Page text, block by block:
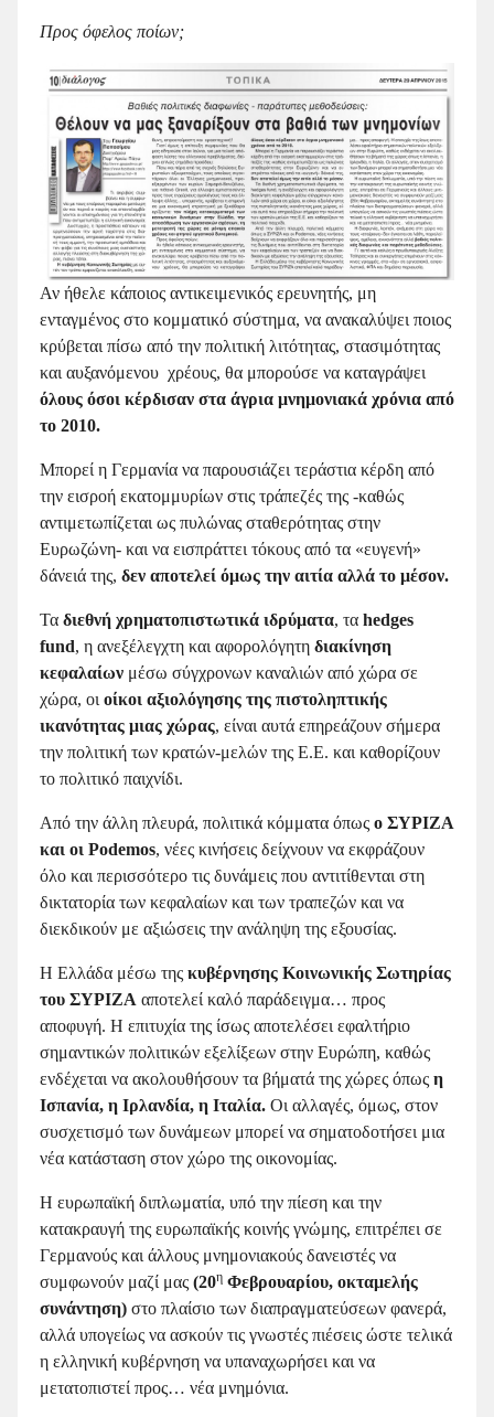
Προς όφελος ποίων;
Αν ήθελε κάποιος αντικειμενικός ερευνητής, μη
ενταγμένος στο κομματικό σύστημα, να ανακαλύψει ποιος
κρύβεται πίσω από την πολιτική λιτότητας, στασιμότητας
και αυξανόμενου χρέους, θα μπορούσε να καταγράψει
όλους όσοι κέρδισαν στα άγρια μνημονιακά χρόνια από
το 2010.
Μπορεί η Γερμανία να παρουσιάζει τεράστια κέρδη από
την εισροή εκατομμυρίων στις τράπεζές της -καθώς
αντιμετωπίζεται ως πυλώνας σταθερότητας στην
Ευρωζώνη- και να εισπράττει τόκους από τα «ευγενή»
δάνειά της, δεν αποτελεί όμως την αιτία αλλά το μέσον.
Τα διεθνή χρηματοπιστωτικά ιδρύματα, τα hedges
fund, η ανεξέλεγχτη και αφορολόγητη διακίνηση
κεφαλαίων μέσω σύγχρονων καναλιών από χώρα σε
χώρα, οι οίκοι αξιολόγησης της πιστοληπτικής
ικανότητας μιας χώρας, είναι αυτά επηρεάζουν σήμερα
την πολιτική των κρατών-μελών της Ε.Ε. και καθορίζουν
το πολιτικό παιχνίδι.
Από την άλλη πλευρά, πολιτικά κόμματα όπως ο ΣΥΡΙΖΑ
και οι Podemos, νέες κινήσεις δείχνουν να εκφράζουν
όλο και περισσότερο τις δυνάμεις που αντιτίθενται στη
δικτατορία των κεφαλαίων και των τραπεζών και να
διεκδικούν με αξιώσεις την ανάληψη της εξουσίας.
Η Ελλάδα μέσω της κυβέρνησης Κοινωνικής Σωτηρίας
του ΣΥΡΙΖΑ αποτελεί καλό παράδειγμα… προς
αποφυγή. Η επιτυχία της ίσως αποτελέσει εφαλτήριο
σημαντικών πολιτικών εξελίξεων στην Ευρώπη, καθώς
ενδέχεται να ακολουθήσουν τα βήματά της χώρες όπως η
Ισπανία, η Ιρλανδία, η Ιταλία. Οι αλλαγές, όμως, στον
συσχετισμό των δυνάμεων μπορεί να σηματοδοτήσει μια
νέα κατάσταση στον χώρο της οικονομίας.
Η ευρωπαϊκή διπλωματία, υπό την πίεση και την
κατακραυγή της ευρωπαϊκής κοινής γνώμης, επιτρέπει σε
Γερμανούς και άλλους μνημονιακούς δανειστές να
συμφωνούν μαζί μας (20η Φεβρουαρίου, οκταμελής
συνάντηση) στο πλαίσιο των διαπραγματεύσεων φανερά,
αλλά υπογείως να ασκούν τις γνωστές πιέσεις ώστε τελικά
η ελληνική κυβέρνηση να υπαναχωρήσει και να
μετατοπιστεί προς… νέα μνημόνια.